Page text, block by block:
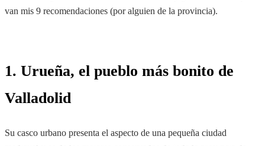
van mis 9 recomendaciones (por alguien de la provincia).
1. Urueña, el pueblo más bonito de
Valladolid
Su casco urbano presenta el aspecto de una pequeña ciudad